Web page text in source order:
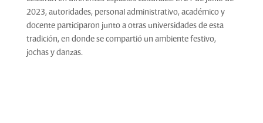
2023, autoridades, personal administrativo, académico y
docente participaron junto a otras universidades de esta
tradición, en donde se compartió un ambiente festivo,
jochas y danzas.